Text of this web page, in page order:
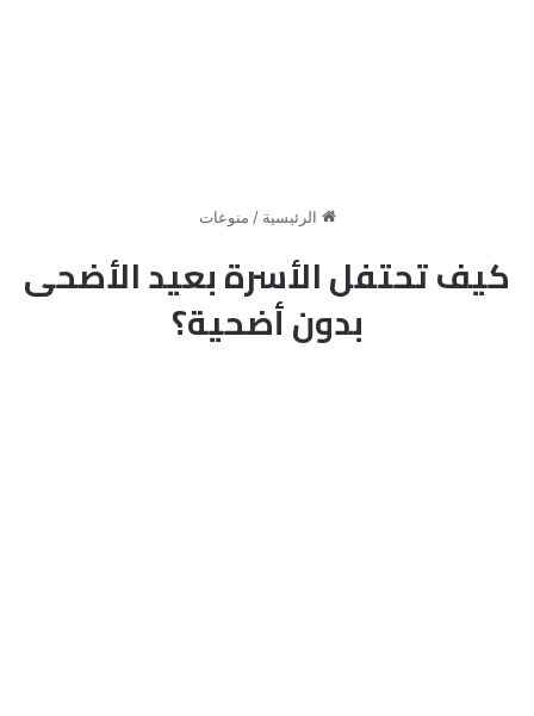
الرئيسية / منوعات
كيف تحتفل الأسرة بعيد الأضحى
بدون أضحية؟